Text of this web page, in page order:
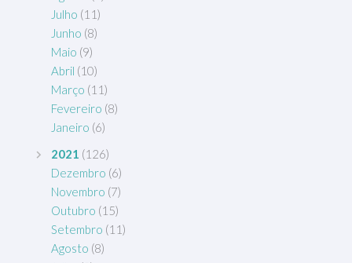
Julho (11)
Junho (8)
Maio (9)
Abril (10)
Março (11)
Fevereiro (8)
Janeiro (6)
2021 (126)
Dezembro (6)
Novembro (7)
Outubro (15)
Setembro (11)
Agosto (8)